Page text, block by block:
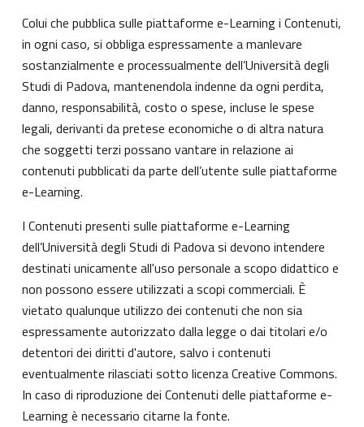
Colui che pubblica sulle piattaforme e-Learning i Contenuti,
in ogni caso, si obbliga espressamente a manlevare
sostanzialmente e processualmente dell’Università degli
Studi di Padova, mantenendola indenne da ogni perdita,
danno, responsabilità, costo o spese, incluse le spese
legali, derivanti da pretese economiche o di altra natura
che soggetti terzi possano vantare in relazione ai
contenuti pubblicati da parte dell’utente sulle piattaforme
e-Learning.
I Contenuti presenti sulle piattaforme e-Learning
dell’Università degli Studi di Padova si devono intendere
destinati unicamente all'uso personale a scopo didattico e
non possono essere utilizzati a scopi commerciali. È
vietato qualunque utilizzo dei contenuti che non sia
espressamente autorizzato dalla legge o dai titolari e/o
detentori dei diritti d'autore, salvo i contenuti
eventualmente rilasciati sotto licenza Creative Commons.
In caso di riproduzione dei Contenuti delle piattaforme e-
Learning è necessario citarne la fonte.